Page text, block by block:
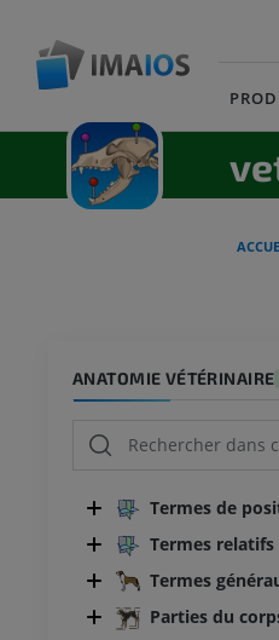
ANATOMIE VÉTÉRINAIRE
Termes de
Termes
Termes
Parties du